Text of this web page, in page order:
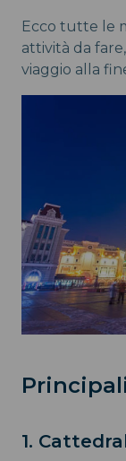
Ecco tutte le
attività da
viaggio alla
1.